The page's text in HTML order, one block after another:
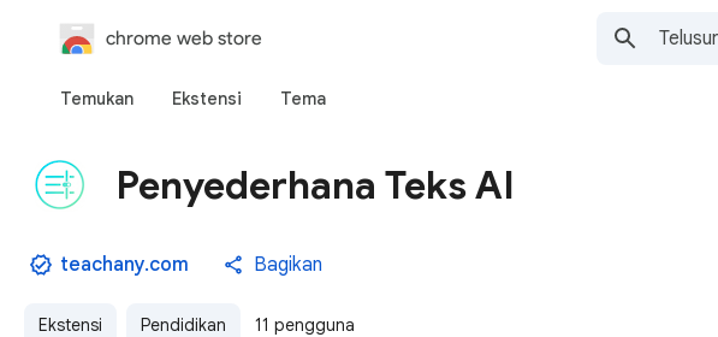
chrome web store
Temukan Ekstensi Tema
Penyederhana Teks AI
teachany.com Bagikan
Ekstensi Pendidikan 11 pengguna